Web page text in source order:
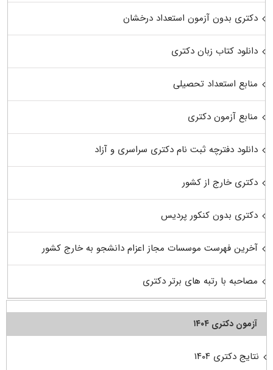
دکتری بدون آزمون استعداد درخشان
دانلود کتاب زبان دکتری
منابع استعداد تحصیلی
منابع آزمون دکتری
دانلود دفترچه ثبت نام دکتری سراسری و آزاد
دکتری خارج از کشور
دکتری بدون کنکور پردیس
آخرین فهرست موسسات مجاز اعزام دانشجو به خارج کشور
مصاحبه با رتبه های برتر دکتری
آزمون دکتری ۱۴۰۴
نتایج دکتری ۱۴۰۴